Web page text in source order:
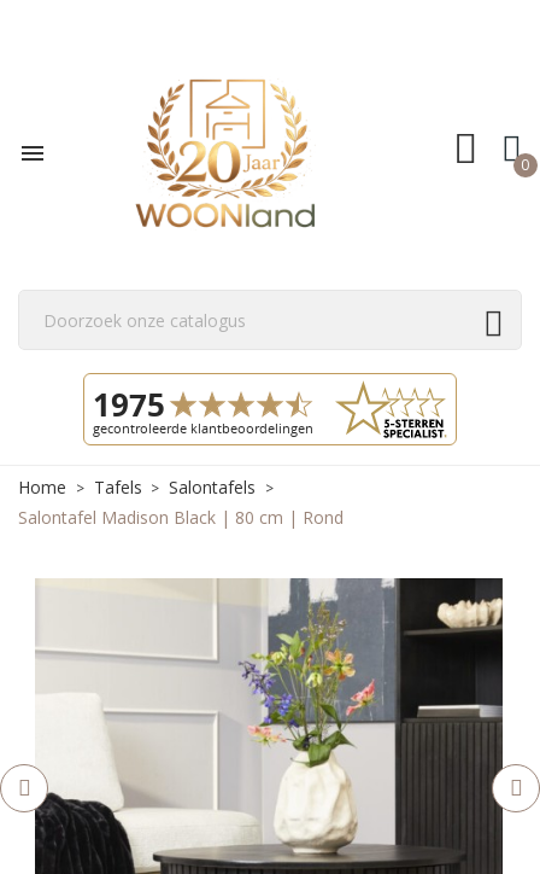
 0
Home Tafels
Salontafels
Salontafel Madison Black | 80 cm | Rond